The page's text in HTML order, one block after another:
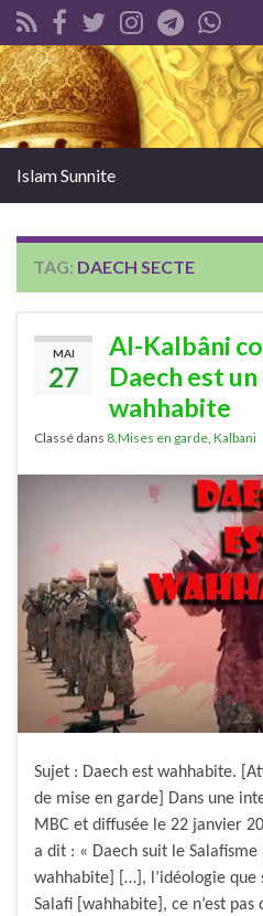
Search for:
Islam Sunnite
TAG: DAECH SECTE
MAI
27
Al-Kalbâni
Daech est
wahhabite
Classé dans 8.Mises en garde Kalbani
Sujet : Daech est wahhabite.
de mise en garde] Dans une
MBC et diffusée le 22 janvier
a dit : « Daech suit le
wahhabite] […], l’idéologie que
Salafi [wahhabite], ce n’est